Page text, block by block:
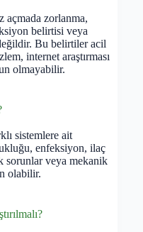
açmada zorlanma,
belirtisi veya
Bu belirtiler acil
internet araştırması
olmayabilir.
sistemlere ait
enfeksiyon, ilaç
veya mekanik
olabilir.